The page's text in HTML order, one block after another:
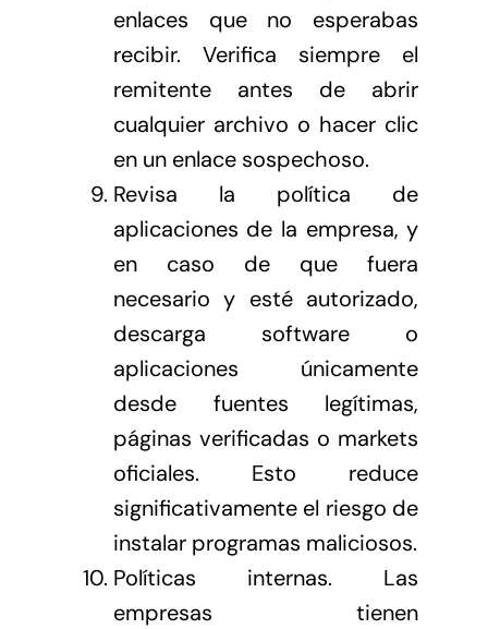
enlaces que no esperabas
recibir. Verifica siempre el
remitente antes de abrir
cualquier archivo o hacer clic
en un enlace sospechoso.
Revisa la política de
aplicaciones de la empresa, y
en caso de que fuera
necesario y esté autorizado,
descarga software o
aplicaciones únicamente
desde fuentes legítimas,
páginas verificadas o markets
oficiales. Esto reduce
significativamente el riesgo de
instalar programas maliciosos.
Políticas internas. Las
empresas tienen